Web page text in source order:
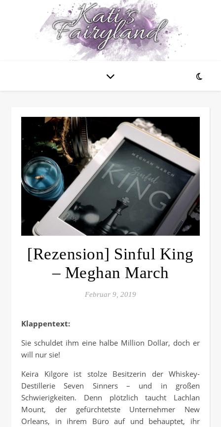
[Rezension] Sinful King
– Meghan March
Februar 9, 2019
Klappentext:
Sie schuldet ihm eine halbe Million Dollar, doch er
will nur sie!
Keira Kilgore ist stolze Besitzerin der Whiskey-
Destillerie Seven Sinners – und in großen
Schwierigkeiten. Denn plötzlich taucht Lachlan
Mount, der gefürchtetste Unternehmer New
Orleans, in ihrem Büro auf und behauptet, ihr